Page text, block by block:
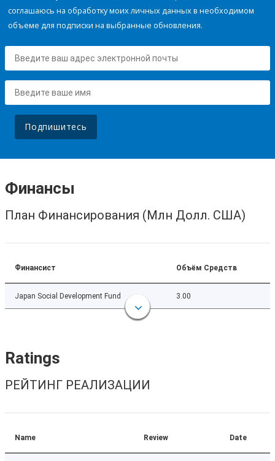
соглашаюсь на обработку моих личных данных в необходимом
объеме для подписки на выбранные обновления.
Подпишитесь
Финансы
План Финансирования (Млн Долл. США)
Финансист Объём Средств
Japan Social Development Fund 3.00
Ratings
РЕЙТИНГ РЕАЛИЗАЦИИ
Name Review Date